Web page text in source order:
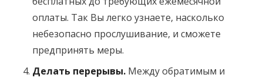
оплаты. Так Вы легко узнаете, насколько
небезопасно прослушивание, и сможете
предпринять меры.
Делать перерывы. Между обратимым и